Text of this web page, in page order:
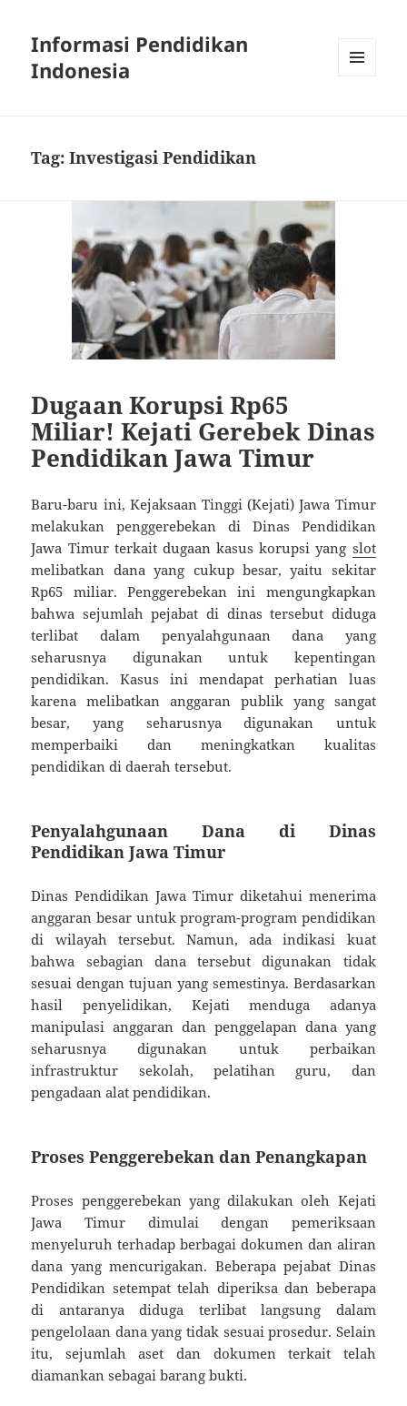
Informasi Pendidikan
Indonesia
Tag:Investigasi Pendidikan
Dugaan Korupsi Rp65
Miliar! Kejati Gerebek Dinas
Pendidikan Jawa Timur
Baru-baru ini, Kejaksaan Tinggi (Kejati) Jawa Timur
melakukan penggerebekan di Dinas Pendidikan
Jawa Timur terkait dugaan kasus korupsi yang slot
melibatkan dana yang cukup besar, yaitu sekitar
Rp65 miliar. Penggerebekan ini mengungkapkan
bahwa sejumlah pejabat di dinas tersebut diduga
terlibat dalam penyalahgunaan dana yang
seharusnya digunakan untuk kepentingan
pendidikan. Kasus ini mendapat perhatian luas
karena melibatkan anggaran publik yang sangat
besar, yang seharusnya digunakan untuk
memperbaiki dan meningkatkan kualitas
pendidikan di daerah tersebut.
Penyalahgunaan Dana di Dinas
Pendidikan Jawa Timur
Dinas Pendidikan Jawa Timur diketahui menerima
anggaran besar untuk program-program pendidikan
di wilayah tersebut. Namun, ada indikasi kuat
bahwa sebagian dana tersebut digunakan tidak
sesuai dengan tujuan yang semestinya. Berdasarkan
hasil penyelidikan, Kejati menduga adanya
manipulasi anggaran dan penggelapan dana yang
seharusnya digunakan untuk perbaikan
infrastruktur sekolah, pelatihan guru, dan
pengadaan alat pendidikan.
Proses Penggerebekan dan Penangkapan
Proses penggerebekan yang dilakukan oleh Kejati
Jawa Timur dimulai dengan pemeriksaan
menyeluruh terhadap berbagai dokumen dan aliran
dana yang mencurigakan. Beberapa pejabat Dinas
Pendidikan setempat telah diperiksa dan beberapa
di antaranya diduga terlibat langsung dalam
pengelolaan dana yang tidak sesuai prosedur. Selain
itu, sejumlah aset dan dokumen terkait telah
diamankan sebagai barang bukti.